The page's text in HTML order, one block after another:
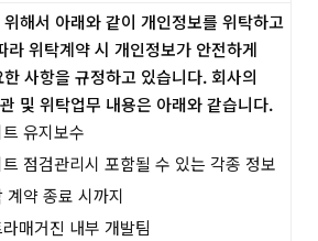
해서 아래와 같이 개인정보를 위탁하고
라 위탁계약 시 개인정보가 안전하게
사항을 규정하고 있습니다. 회사의
및 위탁업무 내용은 아래와 같습니다.
유지보수
점검관리시 포함될 수 있는 각종 정보
계약 종료 시까지
매거진 내부 개발팀